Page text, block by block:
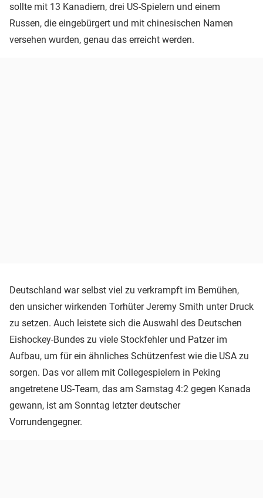
sollte mit 13 Kanadiern, drei US-Spielern und einem
Russen, die eingebürgert und mit chinesischen Namen
versehen wurden, genau das erreicht werden.
Deutschland war selbst viel zu verkrampft im Bemühen,
den unsicher wirkenden Torhüter Jeremy Smith unter Druck
zu setzen. Auch leistete sich die Auswahl des Deutschen
Eishockey-Bundes zu viele Stockfehler und Patzer im
Aufbau, um für ein ähnliches Schützenfest wie die USA zu
sorgen. Das vor allem mit Collegespielern in Peking
angetretene US-Team, das am Samstag 4:2 gegen Kanada
gewann, ist am Sonntag letzter deutscher
Vorrundengegner.